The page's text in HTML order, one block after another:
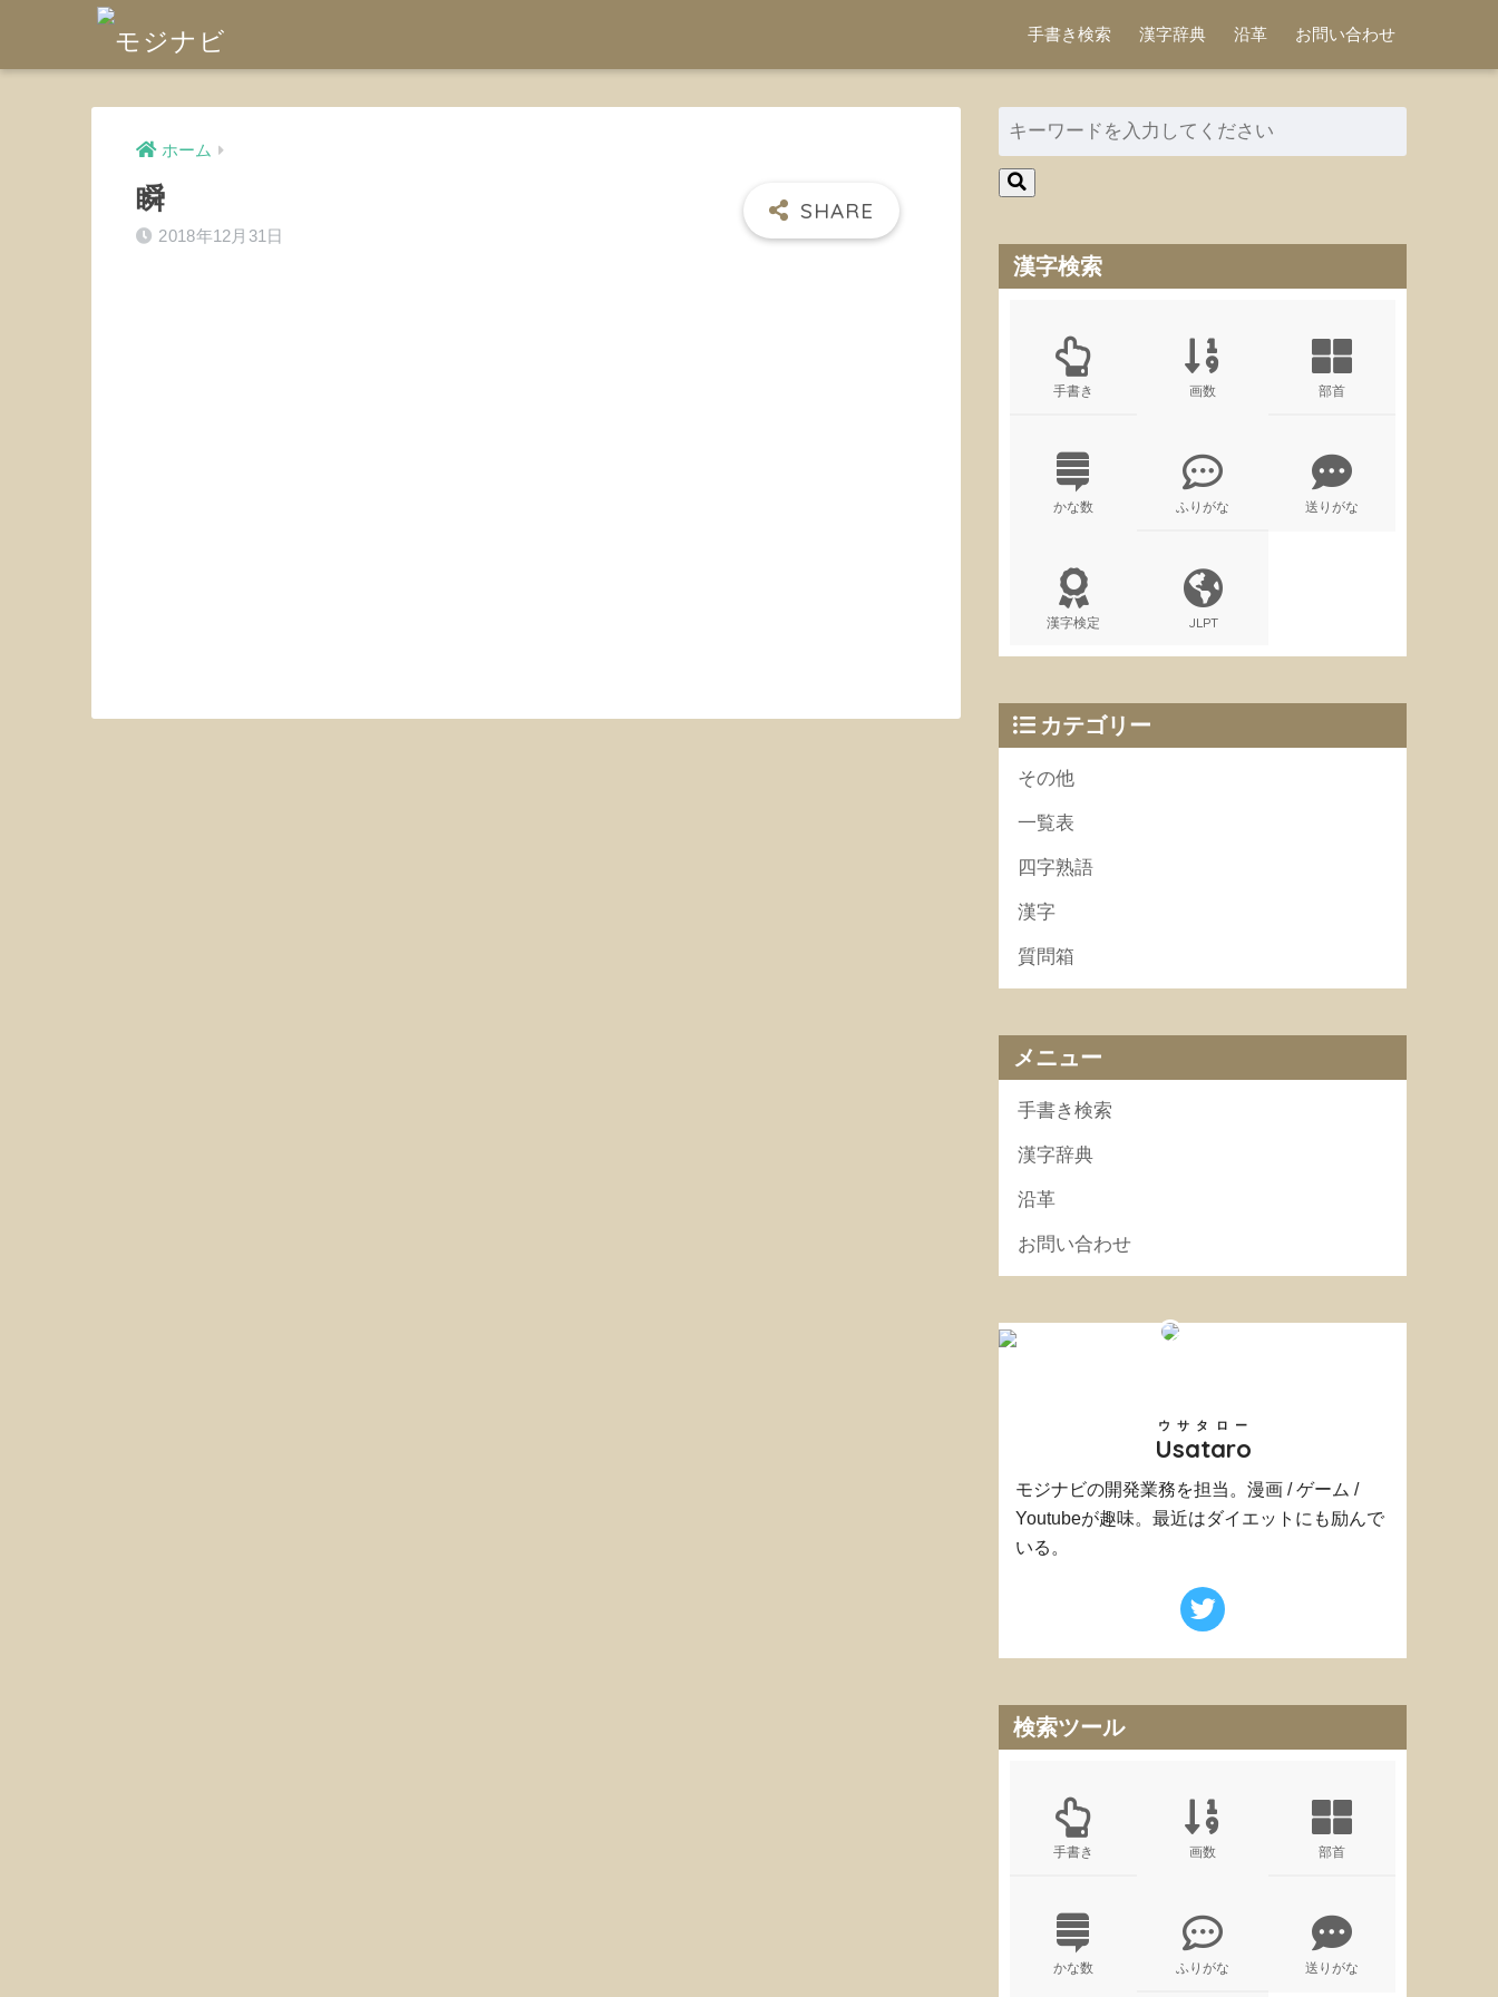
手書き検索 漢字辞典 沿革 お問い合わせ
ホーム
瞬
2018年12月31日
漢字検索
手書き 画数 部首
かな数 ふりがな 送りがな
漢字検定 JLPT
カテゴリー
その他
一覧表
四字熟語
漢字
質問箱
メニュー
手書き検索
漢字辞典
沿革
お問い合わせ
Usataro
ウサタロー
モジナビの開発業務を担当。漫画 / ゲーム /
Youtubeが趣味。最近はダイエットにも励んで
いる。
検索ツール
手書き 画数 部首
かな数 ふりがな 送りがな